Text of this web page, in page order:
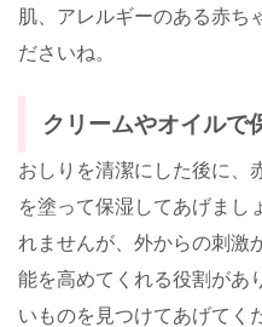
肌、アレルギーのある赤ち
ださいね。
クリームやオイルで
おしりを清潔にした後に、
を塗って保湿してあげまし
れませんが、外からの刺激
能を高めてくれる役割があ
いものを見つけてあげてく